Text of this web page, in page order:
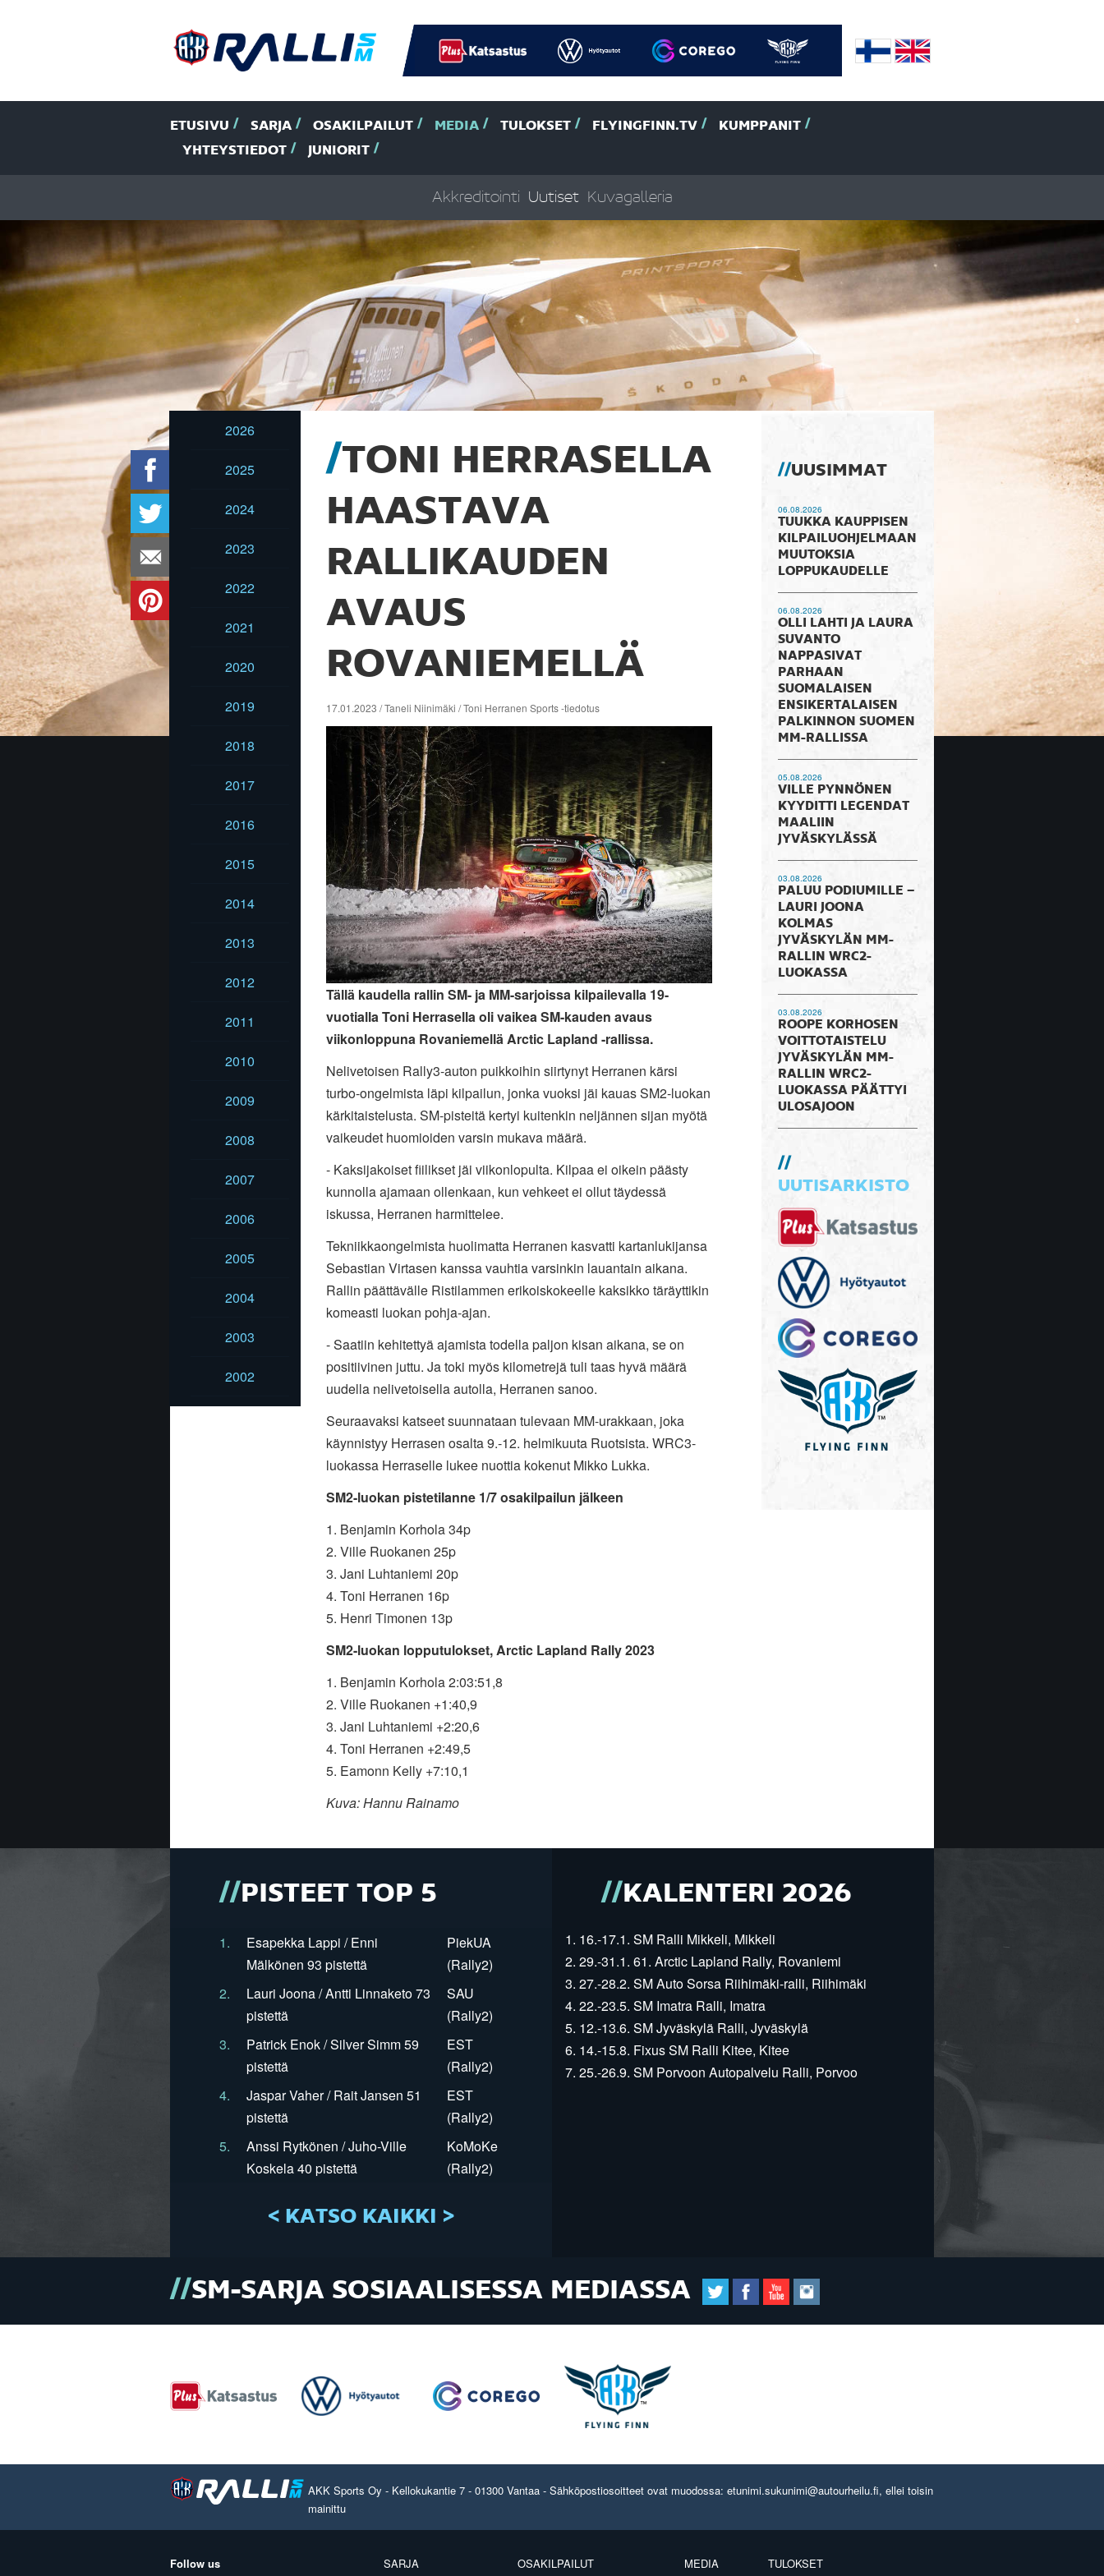
ETUSIVU SARJA OSAKILPAILUT MEDIA TULOKSET FLYINGFINN.TV
KUMPPANIT
YHTEYSTIEDOT
JUNIORIT
Akkreditointi Uutiset Kuvagalleria
2026
2025
2024
2023
2022
2021
2020
2019
2018
2017
2016
2015
2014
2013
2012
2011
2010
2009
2008
2007
2006
2005
2004
2003
2002
TONI HERRASELLA
HAASTAVA
RALLIKAUDEN
AVAUS
ROVANIEMELLÄ
17.01.2023 / Taneli Niinimäki / Toni Herranen Sports -tiedotus
Tällä kaudella rallin SM- ja MM-sarjoissa kilpailevalla 19-
vuotialla Toni Herrasella oli vaikea SM-kauden avaus
viikonloppuna Rovaniemellä Arctic Lapland -rallissa.
Nelivetoisen Rally3-auton puikkoihin siirtynyt Herranen kärsi
turbo-ongelmista läpi kilpailun, jonka vuoksi jäi kauas SM2-luokan
kärkitaistelusta. SM-pisteitä kertyi kuitenkin neljännen sijan myötä
vaikeudet huomioiden varsin mukava määrä.
- Kaksijakoiset fiilikset jäi viikonlopulta. Kilpaa ei oikein päästy
kunnolla ajamaan ollenkaan, kun vehkeet ei ollut täydessä
iskussa, Herranen harmittelee.
Tekniikkaongelmista huolimatta Herranen kasvatti kartanlukijansa
Sebastian Virtasen kanssa vauhtia varsinkin lauantain aikana.
Rallin päättävälle Ristilammen erikoiskokeelle kaksikko täräyttikin
komeasti luokan pohja-ajan.
- Saatiin kehitettyä ajamista todella paljon kisan aikana, se on
positiivinen juttu. Ja toki myös kilometrejä tuli taas hyvä määrä
uudella nelivetoisella autolla, Herranen sanoo.
Seuraavaksi katseet suunnataan tulevaan MM-urakkaan, joka
käynnistyy Herrasen osalta 9.-12. helmikuuta Ruotsista. WRC3-
luokassa Herraselle lukee nuottia kokenut Mikko Lukka.
SM2-luokan pistetilanne 1/7 osakilpailun jälkeen
1. Benjamin Korhola 34p
2. Ville Ruokanen 25p
3. Jani Luhtaniemi 20p
4. Toni Herranen 16p
5. Henri Timonen 13p
SM2-luokan lopputulokset, Arctic Lapland Rally 2023
1. Benjamin Korhola 2:03:51,8
2. Ville Ruokanen +1:40,9
3. Jani Luhtaniemi +2:20,6
4. Toni Herranen +2:49,5
5. Eamonn Kelly +7:10,1
Kuva: Hannu Rainamo
UUSIMMAT
06.08.2026
TUUKKA KAUPPISEN
KILPAILUOHJELMAAN
MUUTOKSIA
LOPPUKAUDELLE
06.08.2026
OLLI LAHTI JA LAURA
SUVANTO
NAPPASIVAT
PARHAAN
SUOMALAISEN
ENSIKERTALAISEN
PALKINNON SUOMEN
MM-RALLISSA
05.08.2026
VILLE PYNNÖNEN
KYYDITTI LEGENDAT
MAALIIN
JYVÄSKYLÄSSÄ
03.08.2026
PALUU PODIUMILLE –
LAURI JOONA
KOLMAS
JYVÄSKYLÄN MM-
RALLIN WRC2-
LUOKASSA
03.08.2026
ROOPE KORHOSEN
VOITTOTAISTELU
JYVÄSKYLÄN MM-
RALLIN WRC2-
LUOKASSA PÄÄTTYI
ULOSAJOON
UUTISARKISTO
PISTEET TOP 5
1.
Esapekka Lappi / Enni
Mälkönen 93 pistettä
PiekUA
(Rally2)
2.
Lauri Joona / Antti Linnaketo 73
pistettä
SAU
(Rally2)
3.
Patrick Enok / Silver Simm 59
pistettä
EST
(Rally2)
4.
Jaspar Vaher / Rait Jansen 51
pistettä
EST
(Rally2)
5.
Anssi Rytkönen / Juho-Ville
Koskela 40 pistettä
KoMoKe
(Rally2)
< KATSO KAIKKI >
KALENTERI 2026
1. 16.-17.1. SM Ralli Mikkeli, Mikkeli
2. 29.-31.1. 61. Arctic Lapland Rally, Rovaniemi
3. 27.-28.2. SM Auto Sorsa Riihimäki-ralli, Riihimäki
4. 22.-23.5. SM Imatra Ralli, Imatra
5. 12.-13.6. SM Jyväskylä Ralli, Jyväskylä
6. 14.-15.8. Fixus SM Ralli Kitee, Kitee
7. 25.-26.9. SM Porvoon Autopalvelu Ralli, Porvoo
SM-SARJA SOSIAALISESSA MEDIASSA
AKK Sports Oy - Kellokukantie 7 - 01300 Vantaa - Sähköpostiosoitteet ovat muodossa: etunimi.sukunimi@autourheilu.fi, ellei toisin
mainittu
Follow us
SARJA
OSAKILPAILUT
MEDIA
TULOKSET